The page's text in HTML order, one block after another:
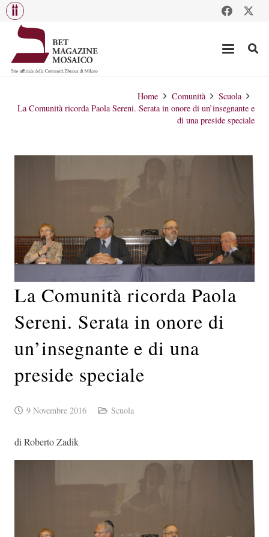
Home Comunità
Scuola
La Comunità ricorda Paola Sereni. Serata in onore di un’insegnante e
di una preside speciale
La Comunità ricorda Paola
Sereni. Serata in onore di
un’insegnante e di una
preside speciale
9 Novembre 2016 Scuola
di Roberto Zadik